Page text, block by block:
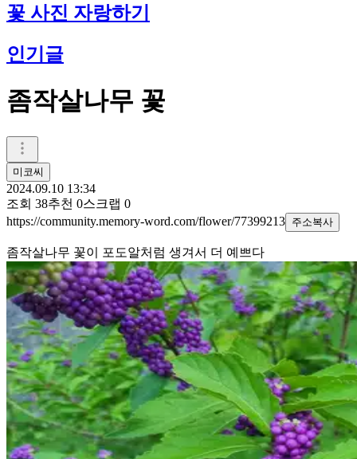
꽃 사진 자랑하기
인기글
좀작살나무 꽃
미코씨
2024.09.10 13:34
조회 38추천 0스크랩 0
https://community.memory-word.com/flower/77399213 주소복사
좀작살나무 꽃이 포도알처럼 생겨서 더 예쁘다